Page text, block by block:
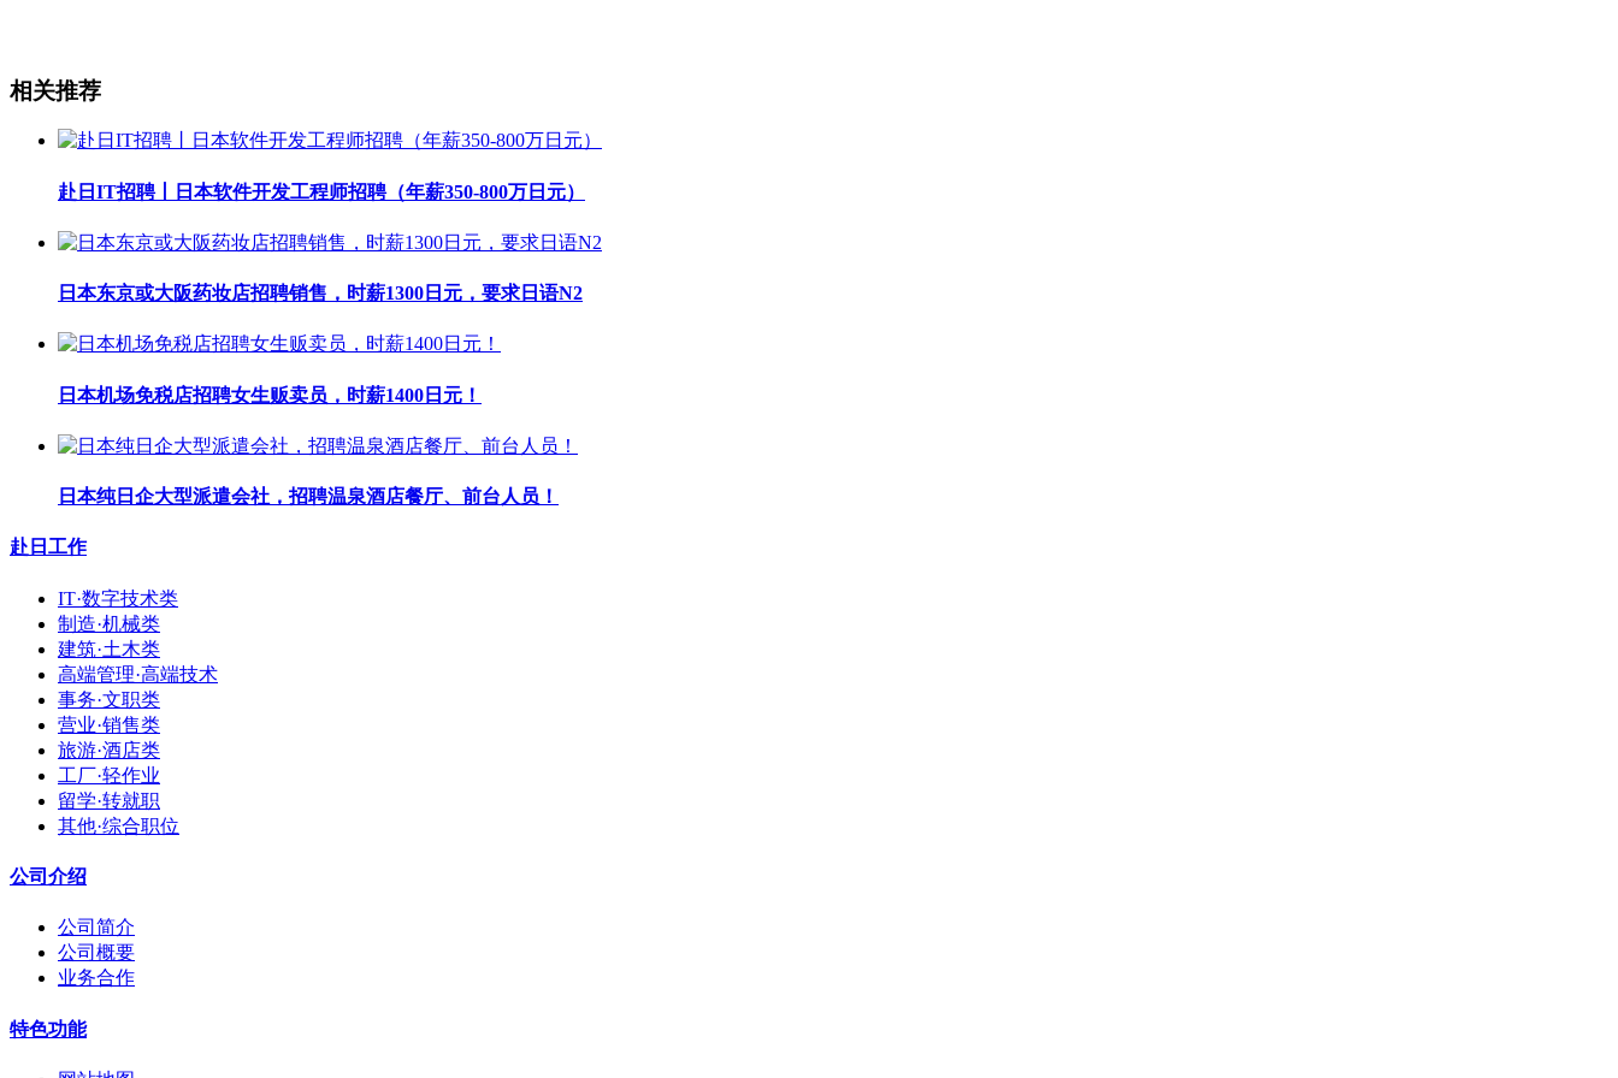
相关推荐
赴日IT招聘丨日本软件开发工程师招聘（年薪350-800万日元）
日本东京或大阪药妆店招聘销售，时薪1300日元，要求日语N2
日本机场免税店招聘女生贩卖员，时薪1400日元！
日本纯日企大型派遣会社，招聘温泉酒店餐厅、前台人员！
赴日工作
IT·数字技术类
制造·机械类
建筑·土木类
高端管理·高端技术
事务·文职类
营业·销售类
旅游·酒店类
工厂·轻作业
留学·转就职
其他·综合职位
公司介绍
公司简介
公司概要
业务合作
特色功能